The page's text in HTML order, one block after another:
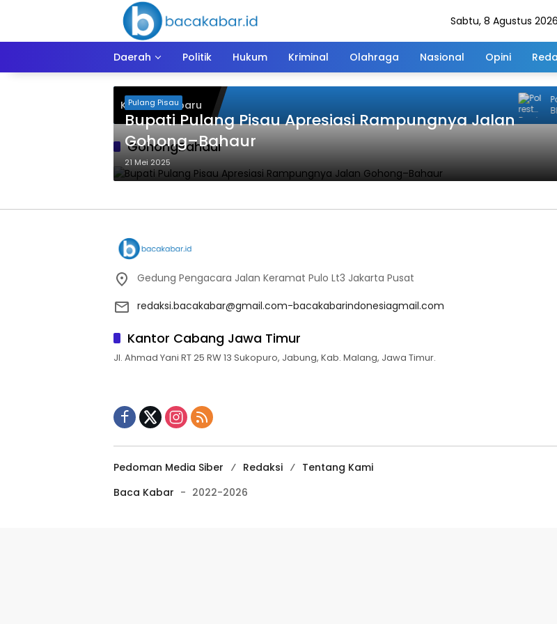
Sabtu, 8 Agustus 2026
Daerah Politik Hukum Kriminal Olahraga Nasional Opini
Kiriman Terbaru
GohongBahaur
Pulang Pisau
Bupati Pulang Pisau Apresiasi Rampungnya Jalan
Gohong–Bahaur
21 Mei 2025
Gedung Pengacara Jalan Keramat Pulo Lt3 Jakarta Pusat
redaksi.bacakabar@gmail.com-bacakabarindonesiagmail.com
Kantor Cabang Jawa Timur
Jl. Ahmad Yani RT 25 RW 13 Sukopuro, Jabung, Kab. Malang, Jawa Timur.
Pedoman Media Siber Redaksi
Tentang Kami
Baca Kabar - 2022-2026